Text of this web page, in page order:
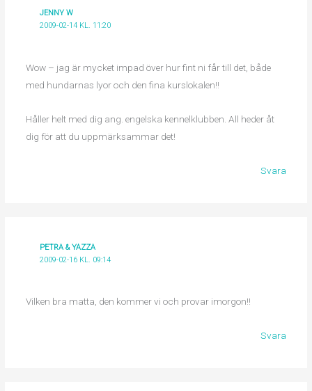
JENNY W
2009-02-14 KL. 11:20
Wow – jag är mycket impad över hur fint ni får till det, både
med hundarnas lyor och den fina kurslokalen!!
Håller helt med dig ang. engelska kennelklubben. All heder åt
dig för att du uppmärksammar det!
Svara
PETRA & YAZZA
2009-02-16 KL. 09:14
Vilken bra matta, den kommer vi och provar imorgon!!
Svara